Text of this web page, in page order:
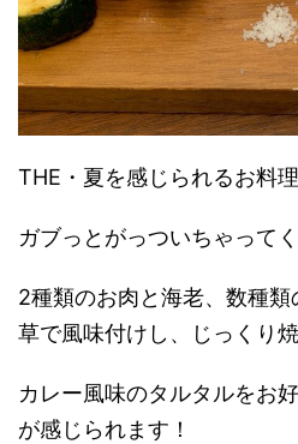
THE・夏を感じられるお料
ガブっとがっついちゃって
2種類のお肉と海老、数種
草で風味付けし、じっくり
カレー風味のタルタルをお
が感じられます！